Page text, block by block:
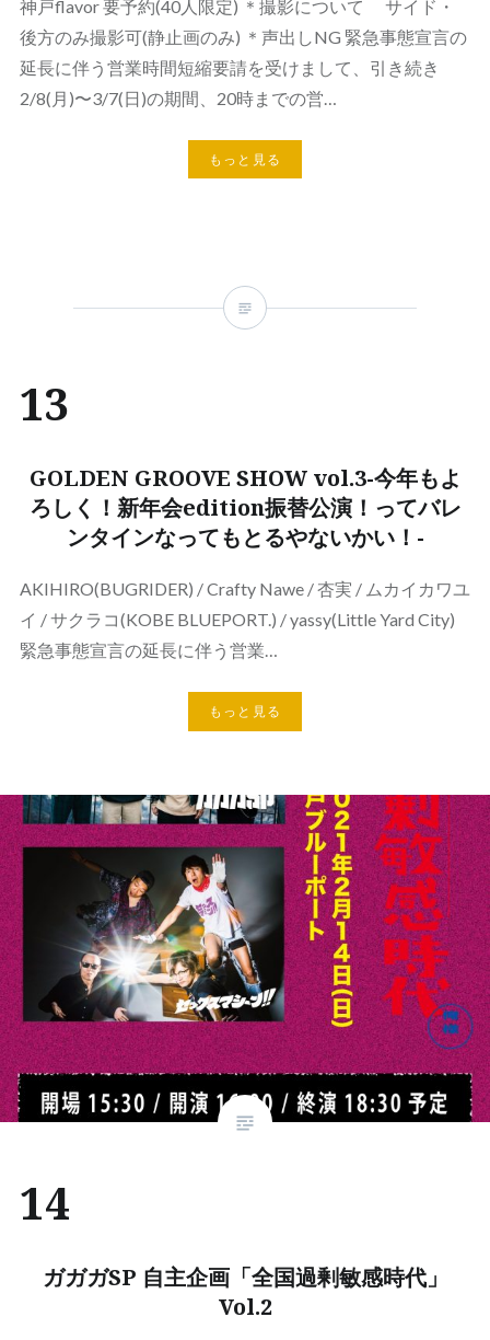
神戸flavor 要予約(40人限定) ＊撮影について サイド・
後方のみ撮影可(静止画のみ) ＊声出しNG 緊急事態宣言の
延長に伴う営業時間短縮要請を受けまして、引き続き
2/8(月)〜3/7(日)の期間、20時までの営…
もっと見る
13
GOLDEN GROOVE SHOW vol.3-今年もよ
ろしく！新年会edition振替公演！ってバレ
ンタインなってもとるやないかい！-
AKIHIRO(BUGRIDER) / Crafty Nawe / 杏実 / ムカイカワユ
イ / サクラコ(KOBE BLUEPORT.) / yassy(Little Yard City)
緊急事態宣言の延長に伴う営業…
もっと見る
14
ガガガSP 自主企画「全国過剰敏感時代」
Vol.2